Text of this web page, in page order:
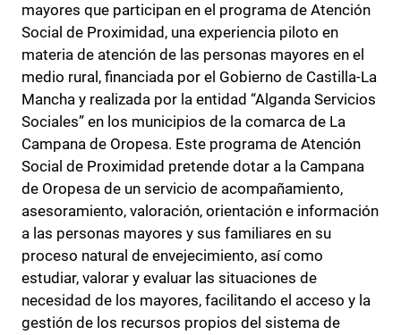
mayores que participan en el programa de Atención
Social de Proximidad, una experiencia piloto en
materia de atención de las personas mayores en el
medio rural, financiada por el Gobierno de Castilla-La
Mancha y realizada por la entidad “Alganda Servicios
Sociales” en los municipios de la comarca de La
Campana de Oropesa. Este programa de Atención
Social de Proximidad pretende dotar a la Campana
de Oropesa de un servicio de acompañamiento,
asesoramiento, valoración, orientación e información
a las personas mayores y sus familiares en su
proceso natural de envejecimiento, así como
estudiar, valorar y evaluar las situaciones de
necesidad de los mayores, facilitando el acceso y la
gestión de los recursos propios del sistema de